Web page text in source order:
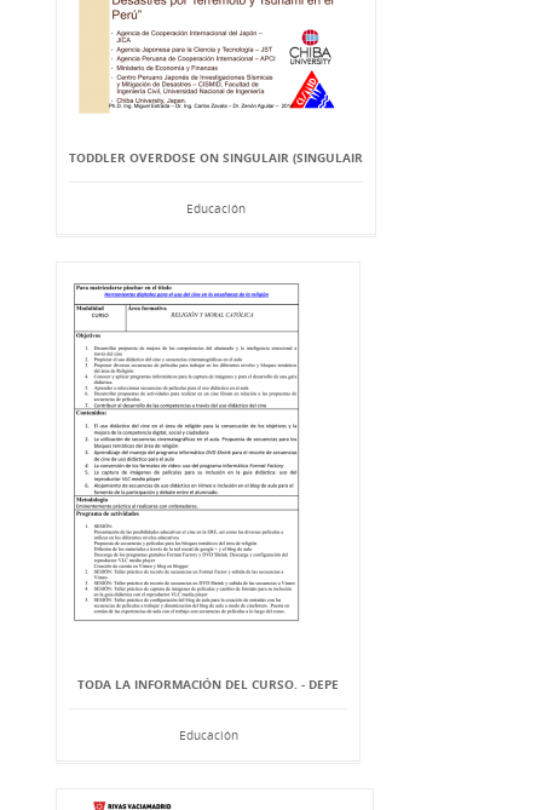
TODDLER OVERDOSE ON SINGULAIR (SINGULAIR
Educación
TODA LA INFORMACIÓN DEL CURSO. - DEPE
Educación